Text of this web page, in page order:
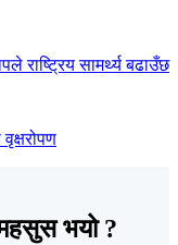
राष्ट्रिय सामर्थ्य बढाउँछ
भयो ?